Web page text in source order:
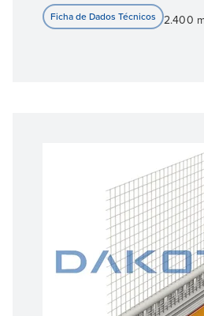
2.400